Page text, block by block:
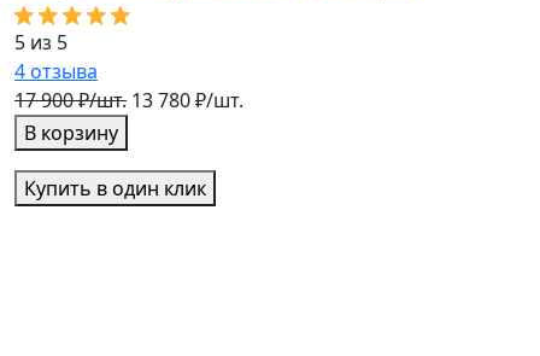
5 из 5
4отзыва
17 900 ₽/шт. 13 780 ₽/шт.
В корзину
Купить в один клик